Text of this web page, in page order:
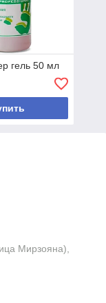
гель 50 мл
Мирзояна),